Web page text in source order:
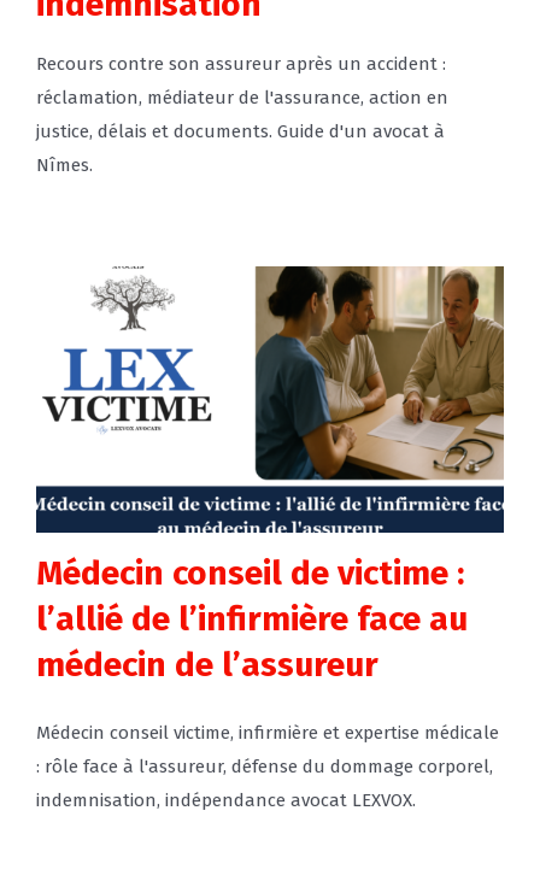
Recours contre son assureur après un accident :
réclamation, médiateur de l'assurance, action en
justice, délais et documents. Guide d'un avocat à
Nîmes.
Médecin conseil de victime :
l’allié de l’infirmière face au
médecin de l’assureur
Médecin conseil victime, infirmière et expertise médicale
: rôle face à l'assureur, défense du dommage corporel,
indemnisation, indépendance avocat LEXVOX.